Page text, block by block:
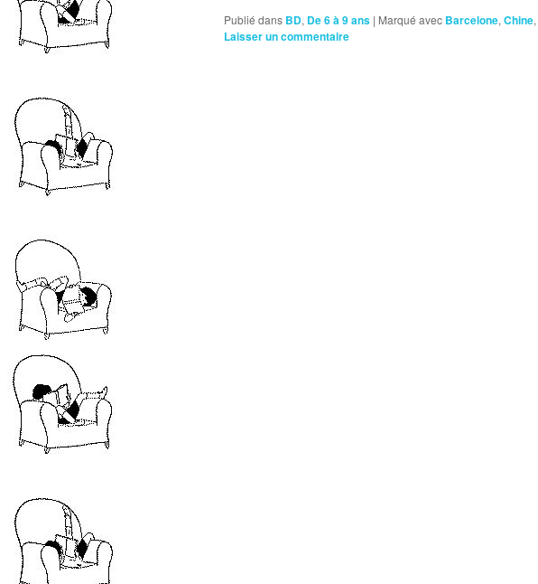
Publié dans BD, De 6 à 9 ans | Marqué avec Barcelone, Chine,
Laisser un commentaire